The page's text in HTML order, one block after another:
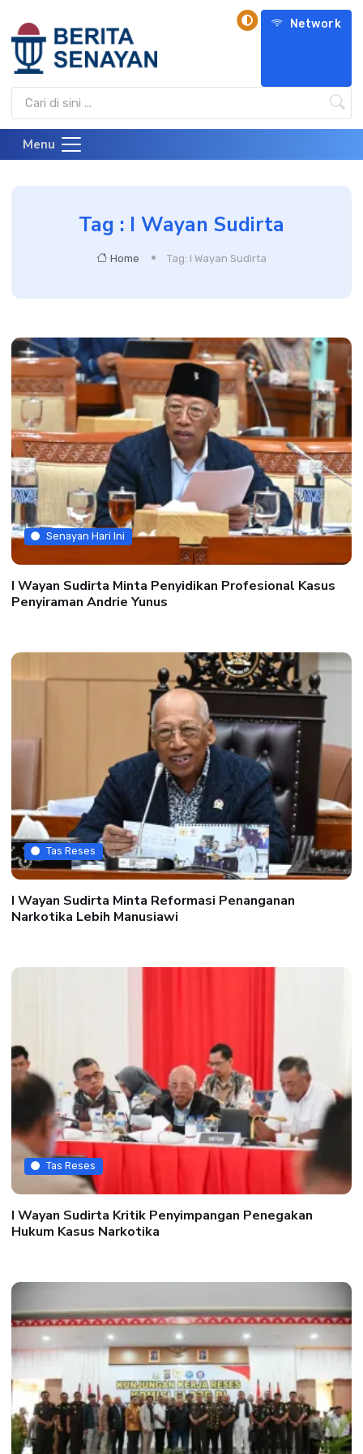
Network
Menu
Tag : I Wayan Sudirta
Home Tag: I Wayan Sudirta
Senayan Hari Ini
I Wayan Sudirta Minta Penyidikan Profesional Kasus
Penyiraman Andrie Yunus
Tas Reses
I Wayan Sudirta Minta Reformasi Penanganan
Narkotika Lebih Manusiawi
Tas Reses
I Wayan Sudirta Kritik Penyimpangan Penegakan
Hukum Kasus Narkotika